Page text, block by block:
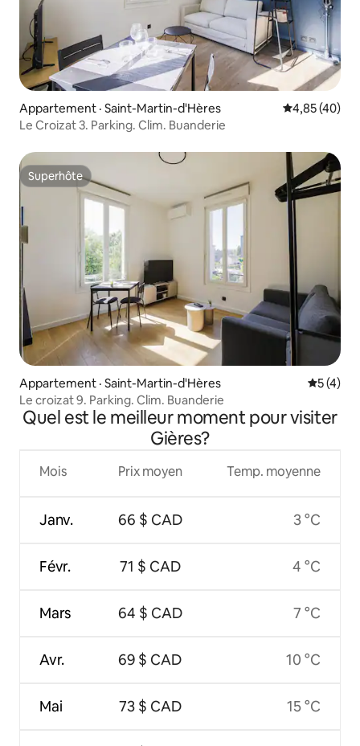
Appartement · Saint-Martin-d'Hères Note
4,85 (40)
Le Croizat 3. Parking. Clim. Buanderie
Superhôte
Superhôte
Appartement · Saint-Martin-d'Hères Note
5 (4)
Le croizat 9. Parking. Clim. Buanderie
Quel est le meilleur moment pour visiter
Gières?
Mois
Janv.
Févr.
Mars
Avr.
Mai
Prix moyen
66 $ CAD
71 $ CAD
64 $ CAD
69 $ CAD
73 $ CAD
Temp. moyenne
3 °C
4 °C
7 °C
10 °C
15 °C